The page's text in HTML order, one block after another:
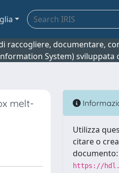
raccogliere, documentare,
System) sviluppata
melt-
Utilizza
citare o
documento:
https://